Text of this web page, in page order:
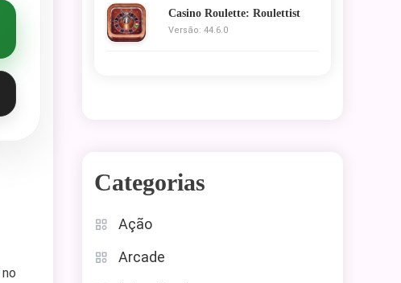
no
Casino Roulette: Roulettist
Versão: 44.6.0
Categorias
Ação
Arcade